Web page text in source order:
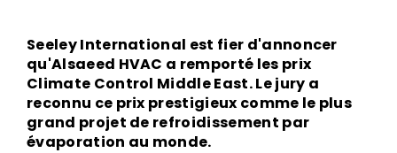
Seeley International est fier d'annoncer
qu'Alsaeed HVAC a remporté les prix
Climate Control Middle East. Le jury a
reconnu ce prix prestigieux comme le plus
grand projet de refroidissement par
évaporation au monde.